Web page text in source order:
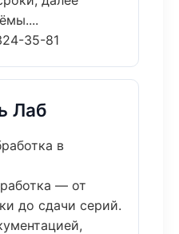
35-81
Лаб
в
— от
до сдачи серий.